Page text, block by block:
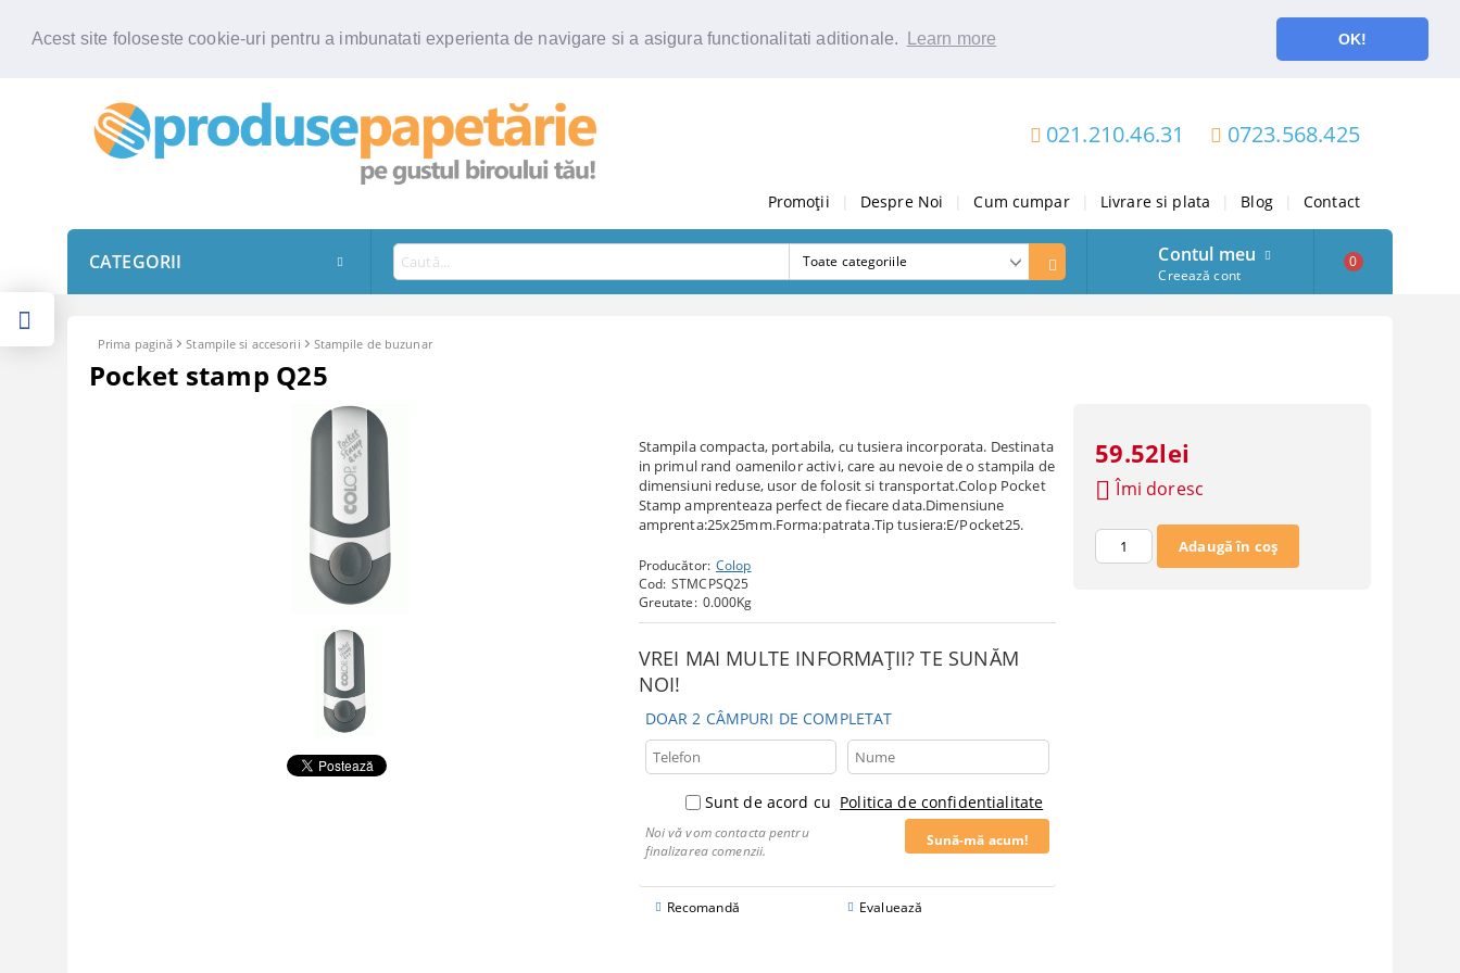
Acest site foloseste cookie-uri pentru a imbunatati experienta de navigare si a asigura functionalitati aditionale. Learn more OK!
021.210.46.31 0723.568.425
Promoții Despre Noi Cum cumpar Livrare si plata Blog Contact
CATEGORII Contul meu
Creează cont
0
Prima pagină Stampile si accesorii Stampile de buzunar
Pocket stamp Q25
Stampila compacta, portabila, cu tusiera incorporata. Destinata
in primul rand oamenilor activi, care au nevoie de o stampila de
dimensiuni reduse, usor de folosit si transportat.Colop Pocket
Stamp amprenteaza perfect de fiecare data.Dimensiune
amprenta:25x25mm.Forma:patrata.Tip tusiera:E/Pocket25.
Producător: Colop
Cod: STMCPSQ25
Greutate: 0.000Kg
VREI MAI MULTE INFORMAȚII? TE SUNĂM
NOI!
DOAR 2 CÂMPURI DE COMPLETAT
Sunt de acord cu Politica de confidentialitate
Noi vă vom contacta pentru
finalizarea comenzii.
Recomandă Evaluează
59.52lei
Îmi doresc